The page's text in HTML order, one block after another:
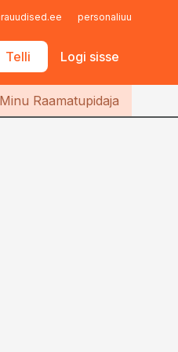
personaliuudised.ee
Telli Logi sisse
Iseteenindus
Minu Raamatupidaja